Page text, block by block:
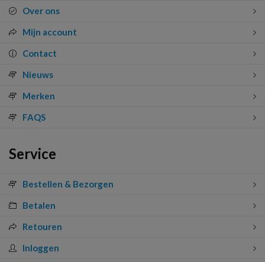
Over ons
Mijn account
Contact
Nieuws
Merken
FAQS
Service
Bestellen & Bezorgen
Betalen
Retouren
Inloggen